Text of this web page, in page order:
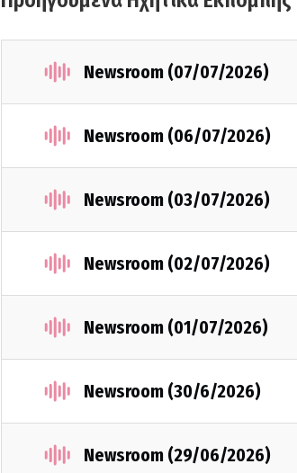
Newsroom (07/07/2026)
Newsroom (06/07/2026)
Newsroom (03/07/2026)
Newsroom (02/07/2026)
Newsroom (01/07/2026)
Newsroom (30/6/2026)
Newsroom (29/06/2026)